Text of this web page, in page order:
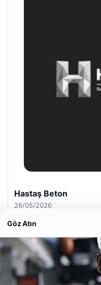
Enes Kaplan Avukatlık
28/04/2026
Web sitemizi nasıl
Göz Atın